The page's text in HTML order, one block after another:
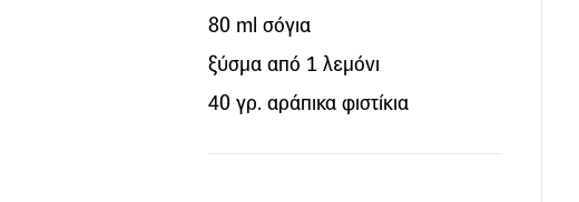
80 ml σόγια
ξύσμα από 1 λεμόνι
40 γρ. αράπικα φιστίκια